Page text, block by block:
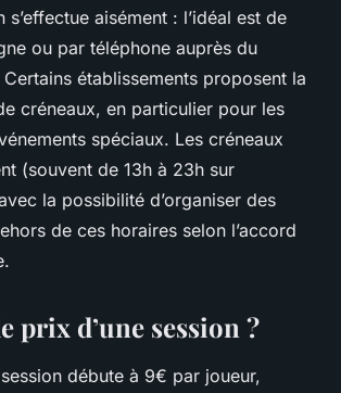
s’effectue aisément : l’idéal est de
ou par téléphone auprès du
établissements proposent la
créneaux, en particulier pour les
spéciaux. Les créneaux
(souvent de 13h à 23h sur
la possibilité d’organiser des
de ces horaires selon l’accord
prix d’une session ?
débute à 9€ par joueur,